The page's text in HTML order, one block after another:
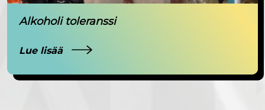
Alkoholi toleranssi
Lue lisää